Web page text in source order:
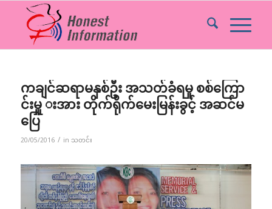
ကချင်ဆရာမနှစ်ဦး အသတ်ခံရမှု စစ်ကြော
င်းမှူ းအား တိုက်ရိုက်မေးမြန်းခွင့် အဆင်မ
ပြေ
20/05/2016 / in သတင်း